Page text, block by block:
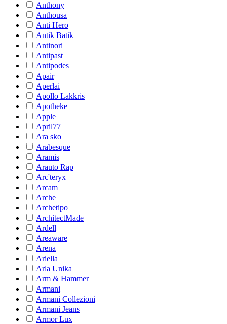
Anthony
Anthousa
Anti Hero
Antik Batik
Antinori
Antipast
Antipodes
Apair
Aperlai
Apollo Lakkris
Apotheke
Apple
April77
Ara sko
Arabesque
Aramis
Arauto Rap
Arc'teryx
Arcam
Arche
Archetipo
ArchitectMade
Ardell
Areaware
Arena
Ariella
Arla Unika
Arm & Hammer
Armani
Armani Collezioni
Armani Jeans
Armor Lux